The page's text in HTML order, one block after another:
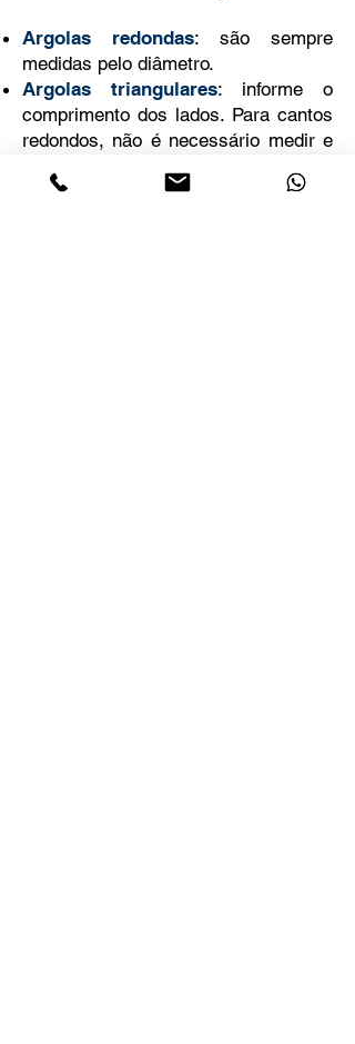
Argolas redondas: são sempre
medidas pelo diâmetro.
Argolas triangulares: informe o
comprimento dos lados. Para cantos
redondos, não é necessário medir e
medidas.